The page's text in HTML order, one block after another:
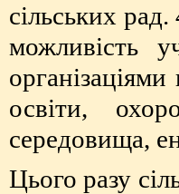
сільських
можливість
освіти,
середовища,
Цього разу